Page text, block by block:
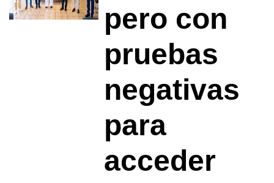
pero con
pruebas
negativas
para
acceder